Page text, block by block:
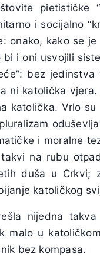
i socijalno
onako, kako se
i oni usvojili
bez
katolička vjera.
katolička. Vrlo
i moralne
na rubu
duša u Crkvi;
katoličkog
nijedna
u
bez kompasa.